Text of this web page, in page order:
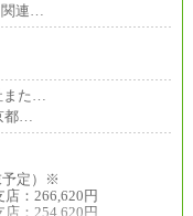
関連…
また…
都…
予定）※
：266,620円
店：254,620円